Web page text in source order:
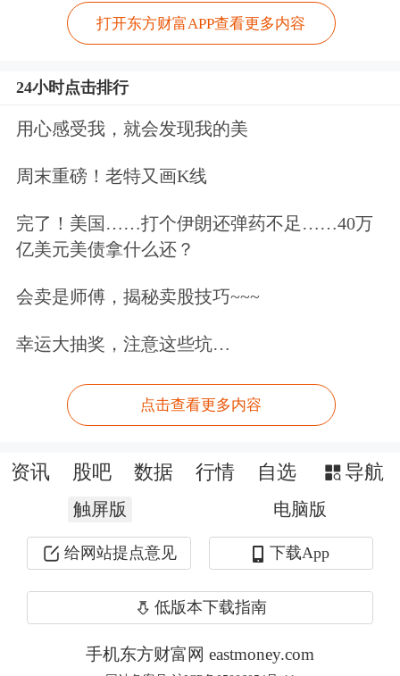
朗普上周五对哈塞特直言：“我其实想
把你留在这个位置上（白宫经济顾
问）。”
目前看来，美联储主席一职极大概率将
落入前美联储理事凯文·沃什囊中。
本周三，特朗普将在达沃斯发表重要演
讲。美国财政部长贝森特预计，最终决
定可能在特朗普启程前或返回后公布。
宏观预期落空，铂、钯期价震荡下跌
上周，铂、钯期价呈现震荡下跌态势。
PT2606价格报收610.05元/克，周度下
跌3.17%；钯期货主力合约PD2606价格
报收469.35元/克，周度下跌9.04%。
中信期货分析师王美丹认为，近期铂、
钯期价出现回调，主要是因为市场针对
打开东方财富APP查看更多内容
24小时点击排行
用心感受我，就会发现我的美
周末重磅！老特又画K线
完了！美国……打个伊朗还弹药不足……40万
亿美元美债拿什么还？
会卖是师傅，揭秘卖股技巧~~~
幸运大抽奖，注意这些坑…
点击查看更多内容
资讯 股吧 数据 行情 自选 导航
触屏版 电脑版
给网站提点意见 下载App
低版本下载指南
手机东方财富网 eastmoney.com